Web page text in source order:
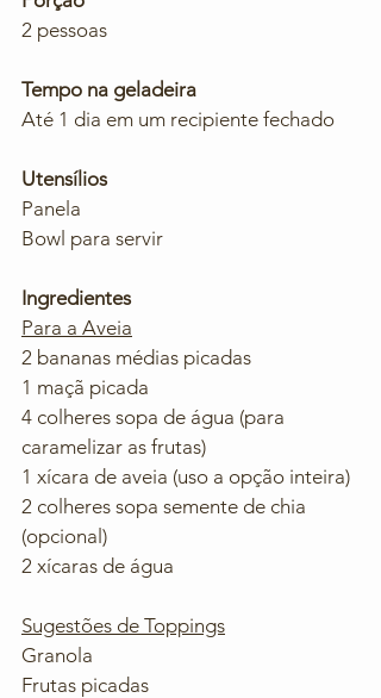
2 pessoas
Tempo na geladeira
Até 1 dia em um recipiente fechado
Utensílios
Panela
Bowl para servir
Ingredientes
Para a Aveia
2 bananas médias picadas
1 maçã picada
4 colheres sopa de água (para
caramelizar as frutas)
1 xícara de aveia (uso a opção inteira)
2 colheres sopa semente de chia
(opcional)
2 xícaras de água
Sugestões de Toppings
Granola
Frutas picadas